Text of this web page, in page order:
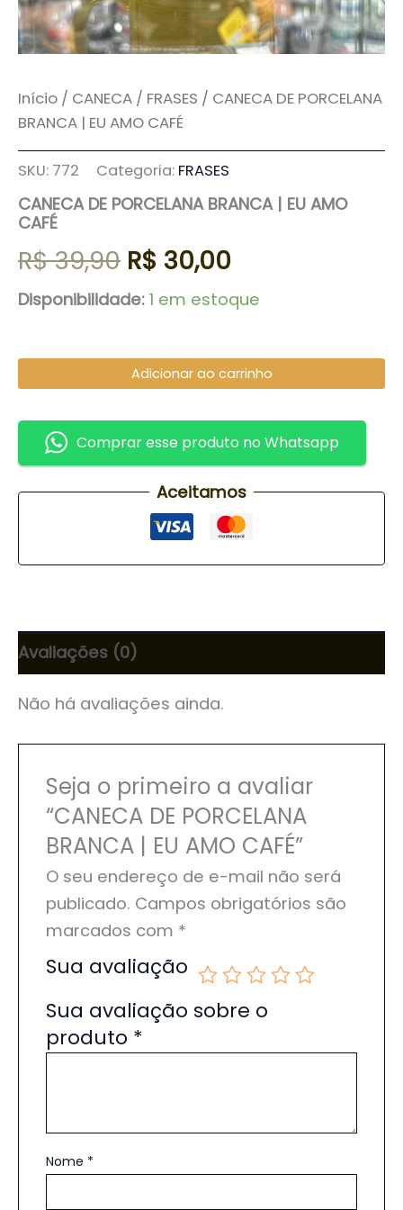
Início / CANECA / FRASES / CANECA DE PORCELANA
BRANCA | EU AMO CAFÉ
SKU: 772 Categoria: FRASES
CANECA DE PORCELANA BRANCA | EU AMO
CAFÉ
R$39,90 R$ 30,00
Disponibilidade: 1 em estoque
Adicionar ao carrinho
Comprar esse produto no Whatsapp
Aceitamos
Avaliações (0)
Não há avaliações ainda.
Seja o primeiro a avaliar
“CANECA DE PORCELANA
BRANCA | EU AMO CAFÉ”
O seu endereço de e-mail não será
publicado. Campos obrigatórios são
marcados com *
Sua avaliação
Sua avaliação sobre o
produto *
Nome *